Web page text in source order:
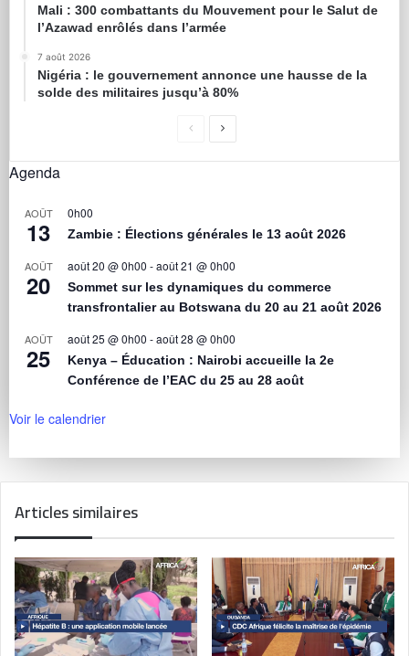
Mali : 300 combattants du Mouvement pour le Salut de
l’Azawad enrôlés dans l’armée
7 août 2026
Nigéria : le gouvernement annonce une hausse de la
solde des militaires jusqu’à 80%
Agenda
AOÛT
13
0h00
Zambie : Élections générales le 13 août 2026
AOÛT
20
août 20 @ 0h00 -août 21 @ 0h00
Sommet sur les dynamiques du commerce
transfrontalier au Botswana du 20 au 21 août 2026
AOÛT
25
août 25 @ 0h00 -août 28 @ 0h00
Kenya – Éducation : Nairobi accueille la 2e
Conférence de l’EAC du 25 au 28 août
Voir le calendrier
Articles similaires